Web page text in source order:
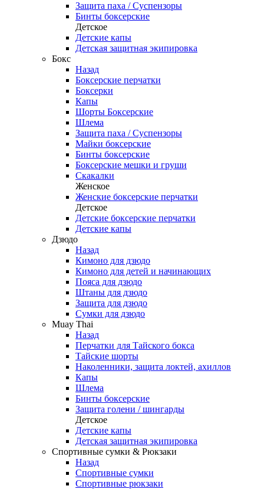
Защита паха / Суспензоры
Бинты боксерские
Детское
Детские капы
Детская защитная экипировка
Бокс
Назад
Боксерские перчатки
Боксерки
Капы
Шорты Боксерские
Шлема
Защита паха / Суспензоры
Майки боксерские
Бинты боксерские
Боксерские мешки и груши
Скакалки
Женское
Женские боксерские перчатки
Детское
Детские боксерские перчатки
Детские капы
Дзюдо
Назад
Кимоно для дзюдо
Кимоно для детей и начинающих
Пояса для дзюдо
Штаны для дзюдо
Защита для дзюдо
Сумки для дзюдо
Muay Thai
Назад
Перчатки для Тайского бокса
Тайские шорты
Наколенники, защита локтей, ахиллов
Капы
Шлема
Бинты боксерские
Защита голени / шингарды
Детское
Детские капы
Детская защитная экипировка
Спортивные сумки & Рюкзаки
Назад
Спортивные сумки
Спортивные рюкзаки